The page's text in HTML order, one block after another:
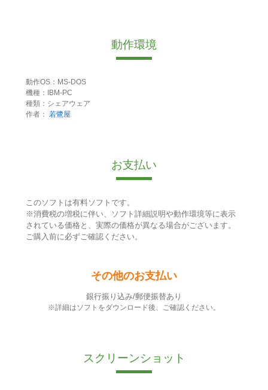
動作環境
動作OS：MS-DOS
機種：IBM-PC
種類：シェアウェア
作者： 若鷺屋
お支払い
このソフトは有料ソフトです。
※消費税の増税に伴い、ソフト詳細説明や動作環境等に表示
されている価格と、実際の価格が異なる場合がございます。
ご購入前に必ずご確認ください。
その他のお支払い
銀行振り込み/郵便振替あり
※詳細はソフトをダウンロード後、ご確認ください。
スクリーンショット